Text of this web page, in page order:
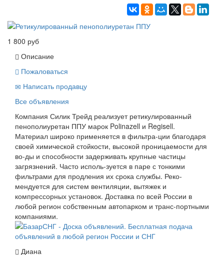
1 800 руб
Описание
Пожаловаться
Написать продавцу
Все объявления
Компания Силик Трейд реализует ретикулированный
пенополиуретан ППУ марок Polinazell и Regisell.
Материал широко применяется в фильтра-ции благодаря
своей химической стойкости, высокой проницаемости для
во-ды и способности задерживать крупные частицы
загрязнений. Часто исполь-зуется в паре с тонкими
фильтрами для продления их срока службы. Реко-
мендуется для систем вентиляции, вытяжек и
компрессорных установок. Доставка по всей России в
любой регион собственным автопарком и транс-портными
компаниями.
Диана